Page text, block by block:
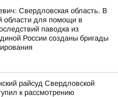
Свердловская область. В
области для помощи в
паводка из
России созданы бригады
райсуд Свердловской
к рассмотрению